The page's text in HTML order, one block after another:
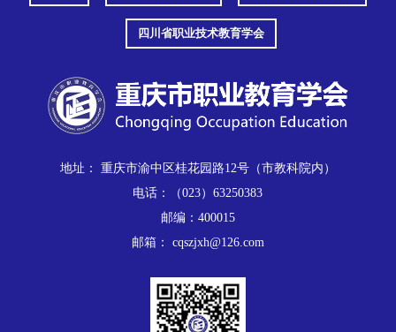
四川省职业技术教育学会
地址： 重庆市渝中区桂花园路12号（市教科院内）
电话：（023）63250383
邮编：400015
邮箱： cqszjxh@126.com